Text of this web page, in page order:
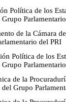
Política de los
de la Cámara
del PRI
Política de los
de la
Grupo